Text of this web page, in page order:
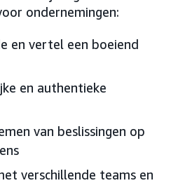
ondernemingen:
en vertel een boeiend
en authentieke
van beslissingen op
verschillende teams en